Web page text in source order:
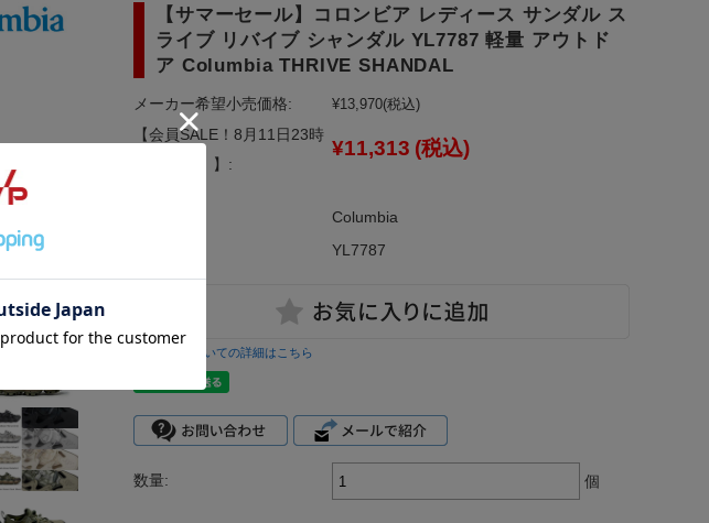
【サマーセール】コロンビア レディース サンダル ス
ライブ リバイブ シャンダル YL7787 軽量 アウトド
ア Columbia THRIVE SHANDAL
メーカー希望小売価格: ¥13,970(税込)
【会員SALE！8月11日23時
59分まで！】:
¥11,313 (税込)
Columbia
YL7787
返品についての詳細はこちら
数量: 個